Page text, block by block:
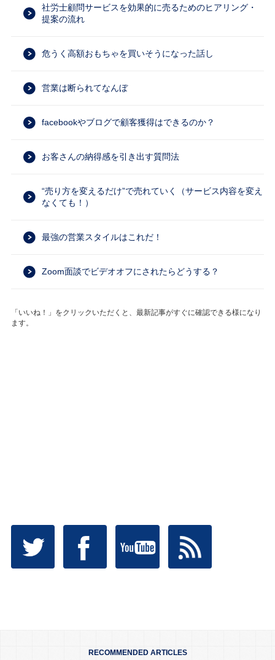
社労士顧問サービスを効果的に売るためのヒアリング・
提案の流れ
危うく高額おもちゃを買いそうになった話し
営業は断られてなんぼ
facebookやブログで顧客獲得はできるのか？
お客さんの納得感を引き出す質問法
“売り方を変えるだけ”で売れていく（サービス内容を変え
なくても！）
最強の営業スタイルはこれだ！
Zoom面談でビデオオフにされたらどうする？
「いいね！」をクリックいただくと、最新記事がすぐに確認できる様になり
ます。
RECOMMENDED ARTICLES